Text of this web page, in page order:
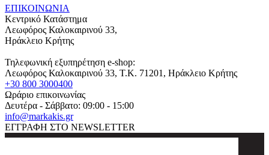
ΕΠΙΚΟΙΝΩΝΙΑ
Κεντρικό Κατάστημα
Λεωφόρος Καλοκαιρινού 33,
Ηράκλειο Κρήτης
Τηλεφωνική εξυπηρέτηση e-shop:
Λεωφόρος Καλοκαιρινού 33, T.K. 71201, Ηράκλειο Κρήτης
+30 800 3000400
Ωράριο επικοινωνίας
Δευτέρα - Σάββατο: 09:00 - 15:00
info@markakis.gr
ΕΓΓΡΑΦΗ ΣΤΟ NEWSLETTER